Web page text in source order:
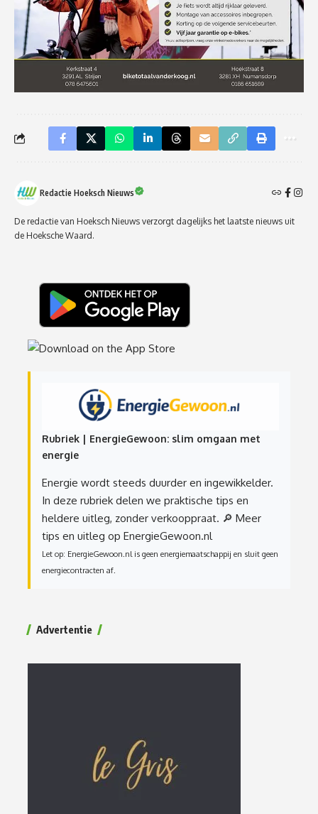
Redactie Hoeksch Nieuws
De redactie van Hoeksch Nieuws verzorgt dagelijks het laatste nieuws uit
de Hoeksche Waard.
Rubriek | EnergieGewoon: slim omgaan met
energie
Energie wordt steeds duurder en ingewikkelder.
In deze rubriek delen we praktische tips en
heldere uitleg, zonder verkooppraat. 🔎 Meer
tips en uitleg op EnergieGewoon.nl
Let op: EnergieGewoon.nl is geen energiemaatschappij en sluit geen
energiecontracten af.
Advertentie